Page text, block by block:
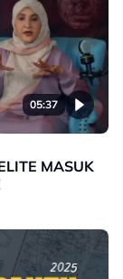
05:37
MASUK